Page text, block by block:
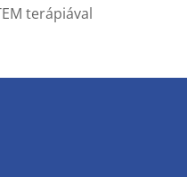
terápiával